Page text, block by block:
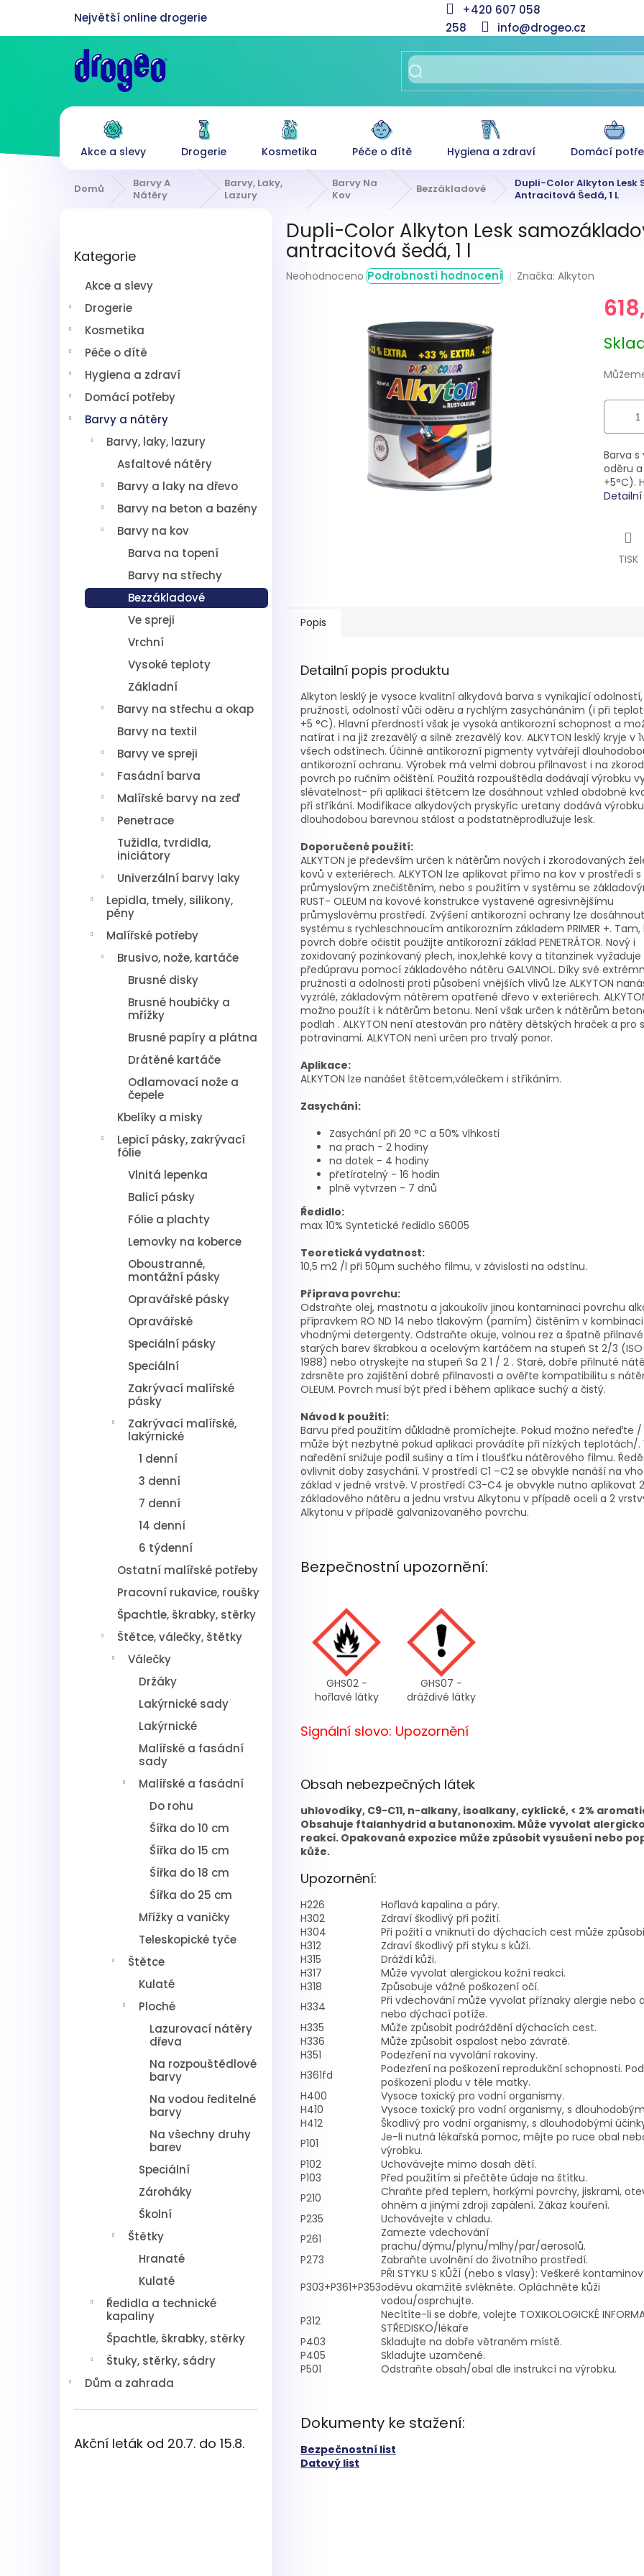
obsah
+420 607 058
258
info@drogeo.cz
Akce a slevy Drogerie Kosmetika Péče o dítě Hygiena a zdraví Domácí
Domů
Barvy A
Nátěry
Barvy, Laky,
Lazury
Barvy Na
Kov
Bezzákladové
Dupli-Color Alkyton Lesk
Antracitová Šedá, 1 L
kategorie
Kategorie
Akce a slevy
Drogerie
Kosmetika
Péče o dítě
Hygiena a zdraví
Domácí potřeby
Barvy a nátěry
Barvy, laky, lazury
Asfaltové nátěry
Barvy a laky na dřevo
Barvy na beton a bazény
Barvy na kov
Barva na topení
Barvy na střechy
Bezzákladové
Ve spreji
Vrchní
Vysoké teploty
Základní
Barvy na střechu a okap
Barvy na textil
Barvy ve spreji
Fasádní barva
Malířské barvy na zeď
Penetrace
Tužidla, tvrdidla,
iniciátory
Univerzální barvy laky
Lepidla, tmely, silikony,
pěny
Malířské potřeby
Brusivo, nože, kartáče
Brusné disky
Brusné houbičky a
mřížky
Brusné papíry a plátna
Drátěné kartáče
Odlamovací nože a
čepele
Kbelíky a misky
Lepicí pásky, zakrývací
fólie
Vlnitá lepenka
Balicí pásky
Fólie a plachty
Lemovky na koberce
Oboustranné,
montážní pásky
Opravářské pásky
Opravářské
Speciální pásky
Speciální
Zakrývací malířské
pásky
Zakrývací malířské,
lakýrnické
1 denní
3 denní
7 denní
14 denní
6 týdenní
Ostatní malířské potřeby
Pracovní rukavice, roušky
Špachtle, škrabky, stěrky
Štětce, válečky, štětky
Válečky
Držáky
Lakýrnické sady
Lakýrnické
Malířské a fasádní
sady
Malířské a fasádní
Do rohu
Šířka do 10 cm
Šířka do 15 cm
Šířka do 18 cm
Šířka do 25 cm
Mřížky a vaničky
Teleskopické tyče
Štětce
Kulaté
Ploché
Lazurovací nátěry
dřeva
Na rozpouštědlové
barvy
Na vodou ředitelné
barvy
Na všechny druhy
barev
Speciální
Zároháky
Školní
Štětky
Hranaté
Kulaté
Ředidla a technické
kapaliny
Špachtle, škrabky, stěrky
Štuky, stěrky, sádry
Dům a zahrada
Akční leták od 20.7. do 15.8.
Dupli-Color Alkyton Lesk
antracitová šedá, 1 l
Průměrné
Neohodnoceno Podrobnosti hodnocení Značka:Alkyton
cena:
Barva
oděru
+5°C).
TISK
Popis
Detailní popis produktu
Alkyton lesklý je vysoce kvalitní alkydová barva s vynikající odolností,
pružností, odolností vůči oděru a rychlým zasychánáním (i při
+5 °C). Hlavní přerdností však je vysoká antikorozní schopnost a
natírat i na již zrezavělý a silně zrezavělý kov. ALKYTON lesklý kryje v
všech odstínech. Účinné antikorozní pigmenty vytvářejí
antikorozní ochranu. Výrobek má velmi dobrou přilnavost i na
povrch po ručním očištění. Použitá rozpouštědla dodávají výrobku
slévatelnost- při aplikaci štětcem lze dosáhnout vzhled obdobné
při stříkání. Modifikace alkydových pryskyřic uretany dodává výrobku
dlouhodobou barevnou stálost a podstatněprodlužuje lesk.
Doporučené použití:
ALKYTON je především určen k nátěrům nových i zkorodovaných
kovů v exteriérech. ALKYTON lze aplikovat přímo na kov v prostředí
průmyslovým znečištěním, nebo s použitím v systému se
RUST- OLEUM na kovové konstrukce vystavené agresivnějšímu
průmyslovému prostředí. Zvýšení antikorozní ochrany lze
systému s rychleschnoucím antikorozním základem PRIMER +. Tam,
povrch dobře očistit použijte antikorozní základ PENETRÁTOR. Nový i
zoxidovaný pozinkovaný plech, inox,lehké kovy a titanzinek vyžaduje
předúpravu pomocí základového nátěru GALVINOL. Díky své
pružnosti a odolnosti proti působení vnějších vlivů lze ALKYTON
vyzrálé, základovým nátěrem opatřené dřevo v exteriérech.
možno použít i k nátěrům betonu. Není však určen k nátěrům
podlah . ALKYTON není atestován pro nátěry dětských hraček a pro
potravinami. ALKYTON není určen pro trvalý ponor.
Aplikace:
ALKYTON lze nanášet štětcem,válečkem i stříkáním.
Zasychání:
Zasychání při 20 °C a 50% vlhkosti
na prach - 2 hodiny
na dotek - 4 hodiny
přetíratelný - 16 hodin
plně vytvrzen - 7 dnů
Ředidlo:
max 10% Syntetické ředidlo S6005
Teoretická vydatnost:
10,5 m2 /l při 50µm suchého filmu, v závislosti na odstínu.
Příprava povrchu:
Odstraňte olej, mastnotu a jakoukoliv jinou kontaminaci povrchu
přípravkem RO ND 14 nebo tlakovým (parním) čistěním v
vhodnými detergenty. Odstraňte okuje, volnou rez a špatně
starých barev škrabkou a ocelovým kartáčem na stupeň St 2/3 (ISO
1988) nebo otryskejte na stupeň Sa 2 1 / 2 . Staré, dobře přilnuté
zdrsněte pro zajištění dobré přilnavosti a ověřte kompatibilitu s
OLEUM. Povrch musí být před i během aplikace suchý a čistý.
Návod k použití:
Barvu před použitím důkladně promíchejte. Pokud možno neřeďte
může být nezbytné pokud aplikaci provádíte při nízkých teplotách/.
naředění snižuje podíl sušiny a tím i tloušťku nátěrového filmu.
ovlivnit doby zasychání. V prostředí C1 –C2 se obvykle nanáší na
základ v jedné vrstvě. V prostředí C3-C4 je obvykle nutno aplikovat
základového nátěru a jednu vrstvu Alkytonu v případě oceli a 2
Alkytonu v případě galvanizovaného povrchu.
Bezpečnostní upozornění:
GHS02 -
hořlavé látky
GHS07 -
dráždivé látky
Signální slovo: Upozornění
Obsah nebezpečných látek
uhlovodíky, C9-C11, n-alkany, isoalkany, cyklické, < 2%
Obsahuje ftalanhydrid a butanonoxim. Může vyvolat
reakci. Opakovaná expozice může způsobit vysušení nebo
kůže.
Upozornění:
H226
Hořlavá kapalina a páry.
H302
Zdraví škodlivý při požití.
H304
Při požití a vniknutí do dýchacích cest může
H312
Zdraví škodlivý při styku s kůží.
H315
Dráždí kůži.
H317
Může vyvolat alergickou kožní reakci.
H318
Způsobuje vážné poškození očí.
H334
Při vdechování může vyvolat příznaky alergie nebo
nebo dýchací potíže.
H335
Může způsobit podráždění dýchacích cest.
H336
Může způsobit ospalost nebo závratě.
H351
Podezření na vyvolání rakoviny.
H361fd
Podezření na poškození reprodukční schopnosti.
poškození plodu v těle matky.
H400
Vysoce toxický pro vodní organismy.
H410
Vysoce toxický pro vodní organismy, s
H412
Škodlivý pro vodní organismy, s dlouhodobými
P101
Je-li nutná lékařská pomoc, mějte po ruce obal
výrobku.
P102
Uchovávejte mimo dosah dětí.
P103
Před použitím si přečtěte údaje na štítku.
P210
Chraňte před teplem, horkými povrchy, jiskrami,
ohněm a jinými zdroji zapálení. Zákaz kouření.
P235
Uchovávejte v chladu.
P261
Zamezte vdechování
prachu/dýmu/plynu/mlhy/par/aerosolů.
P273
Zabraňte uvolnění do životního prostředí.
P303+P361+P353
PŘI STYKU S KŮŽÍ (nebo s vlasy): Veškeré
oděvu okamžitě svlékněte. Opláchněte kůži
vodou/osprchujte.
P312
Necítíte-li se dobře, volejte TOXIKOLOGICKÉ
STŘEDISKO/lékaře
P403
Skladujte na dobře větraném místě.
P405
Skladujte uzamčené.
P501
Odstraňte obsah/obal dle instrukcí na výrobku.
Dokumenty ke stažení:
Bezpečnostní list
Datový list